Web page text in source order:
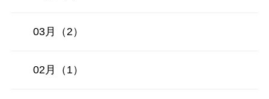
03月（2）
02月（1）